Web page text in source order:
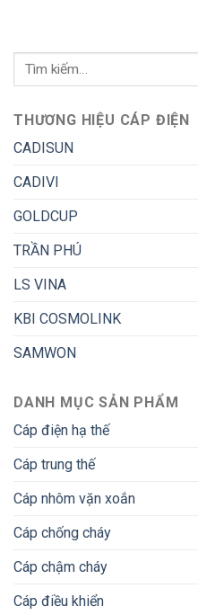
THƯƠNG HIỆU CÁP ĐIỆN
CADISUN
CADIVI
GOLDCUP
TRẦN PHÚ
LS VINA
KBI COSMOLINK
SAMWON
DANH MỤC SẢN PHẨM
Cáp điện hạ thế
Cáp trung thế
Cáp nhôm vặn xoắn
Cáp chống cháy
Cáp chậm cháy
Cáp điều khiển